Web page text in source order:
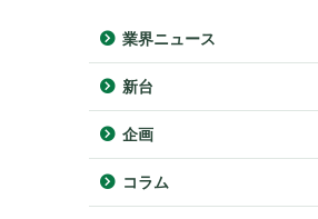
業界ニュース
新台
企画
コラム